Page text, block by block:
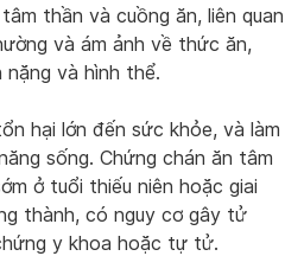
thần và cuồng ăn, liên quan
và ám ảnh về thức ăn,
và hình thể.
hại lớn đến sức khỏe, và làm
sống. Chứng chán ăn tâm
ở tuổi thiếu niên hoặc giai
thành, có nguy cơ gây tử
y khoa hoặc tự tử.